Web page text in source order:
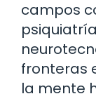
campos
fronteras
la mente